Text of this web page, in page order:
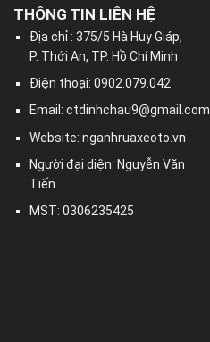
THÔNG TIN LIÊN HỆ
Địa chỉ : 375/5 Hà Huy Giáp,
P. Thới An, TP. Hồ Chí Minh
Điện thoại: 0902.079.042
Email:ctdinhchau9@gmail.com
Website: nganhruaxeoto.vn
Người đại diện: Nguyễn Văn
Tiến
MST: 0306235425